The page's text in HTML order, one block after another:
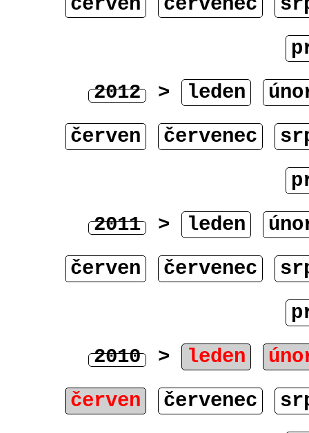
2012 > leden
červen
červenec
2011 > leden
červen
červenec
2010 > leden
červen
červenec